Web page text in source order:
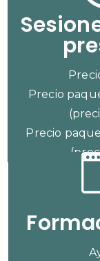
Precio
Precio